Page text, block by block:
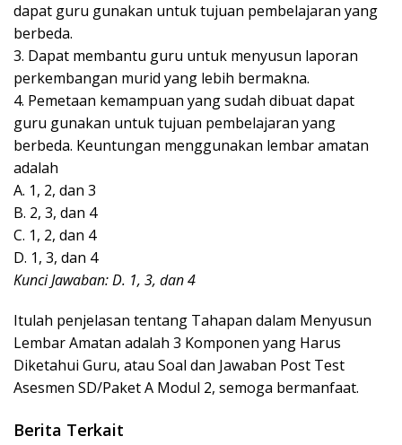
dapat guru gunakan untuk tujuan pembelajaran yang
berbeda.
3. Dapat membantu guru untuk menyusun laporan
perkembangan murid yang lebih bermakna.
4. Pemetaan kemampuan yang sudah dibuat dapat
guru gunakan untuk tujuan pembelajaran yang
berbeda. Keuntungan menggunakan lembar amatan
adalah
A. 1, 2, dan 3
B. 2, 3, dan 4
C. 1, 2, dan 4
D. 1, 3, dan 4
Kunci Jawaban: D. 1, 3, dan 4
Itulah penjelasan tentang Tahapan dalam Menyusun
Lembar Amatan adalah 3 Komponen yang Harus
Diketahui Guru, atau Soal dan Jawaban Post Test
Asesmen SD/Paket A Modul 2, semoga bermanfaat.
Berita Terkait